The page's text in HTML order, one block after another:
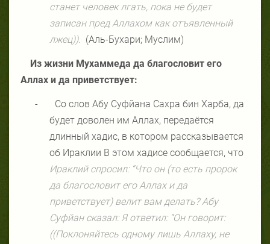
станет человек лгать, пока не будет
записан пред Аллахом как отъявленный
лжец)).
(Аль-Бухари; Муслим)
Из жизни Мухаммеда да благословит его
Аллах и да приветствует:
-
Со слов Абу Суфйана Сахра бин Харба, да
будет доволен им Аллах, передаётся
длинный хадис, в котором рассказывается
об Ираклии В этом хадисе сообщается, что
Ираклий спросил: “Что он (то есть пророк
да благословит его Аллах и да
приветствует) велит вам делать? Абу
Суфйан сказал: Я ответил: “Он говорит:
((Поклоняйтесь одному лишь Аллаху, не